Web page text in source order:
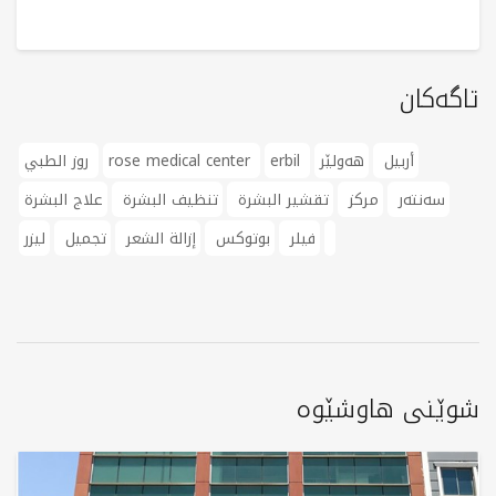
تاگەکان
rose medical center erbil أربيل
هەولێر
سەنتەر
مرکز تقشير البشرة تنظيف البشرة
علاج البشرة
فيلر
بوتوكس إزالة الشعر تجميل ليزر
شوێنی هاوشێوە